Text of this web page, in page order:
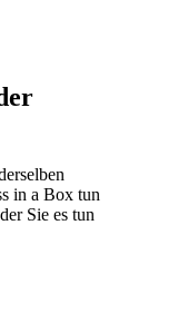
in a Box tun
Sie es tun